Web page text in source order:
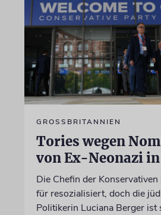
GROSSBRITANNIEN
Tories wegen
von Ex-Neonazi
Die Chefin der
für resozialisiert, doch die
Politikerin Luciana Berger ist